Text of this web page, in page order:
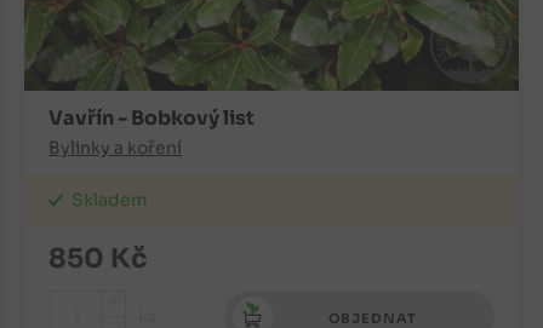
Vavřín - Bobkový list
Bylinky a koření
Skladem
850 Kč
OBJEDNAT